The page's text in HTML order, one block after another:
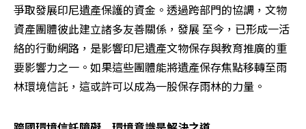
爭取發展印尼遺產保護的資金。透過跨部門的協調，文物
資產團體彼此建立諸多友善關係，發展 至今，已形成一活
絡的行動網路，是影響印尼遺產文物保存與教育推廣的重
要影響力之一。如果這些團體能將遺產保存焦點移轉至雨
林環境信託，這或許可以成為一股保存雨林的力量。